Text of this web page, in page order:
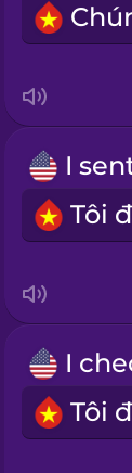
Romanian
Samoan
Sanskrit
Swedish